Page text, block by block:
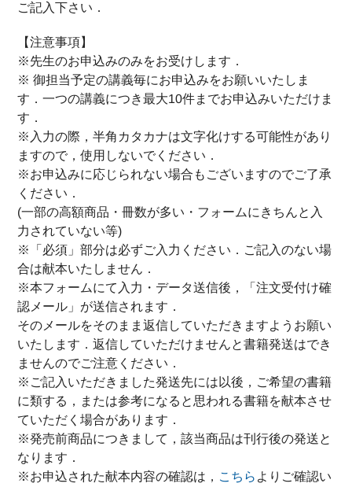
ご記入下さい．
【注意事項】
※先生のお申込みのみをお受けします．
※ 御担当予定の講義毎にお申込みをお願いいたしま
す．一つの講義につき最大10件までお申込みいただけま
す．
※入力の際，半角カタカナは文字化けする可能性があり
ますので，使用しないでください．
※お申込みに応じられない場合もございますのでご了承
ください．
(一部の高額商品・冊数が多い・フォームにきちんと入
力されていない等)
※「必須」部分は必ずご入力ください．ご記入のない場
合は献本いたしません．
※本フォームにて入力・データ送信後，「注文受付け確
認メール」が送信されます．
そのメールをそのまま返信していただきますようお願い
いたします．返信していただけませんと書籍発送はでき
ませんのでご注意ください．
※ご記入いただきました発送先には以後，ご希望の書籍
に類する，または参考になると思われる書籍を献本させ
ていただく場合があります．
※発売前商品につきまして，該当商品は刊行後の発送と
なります．
※お申込された献本内容の確認は， こちら よりご確認い